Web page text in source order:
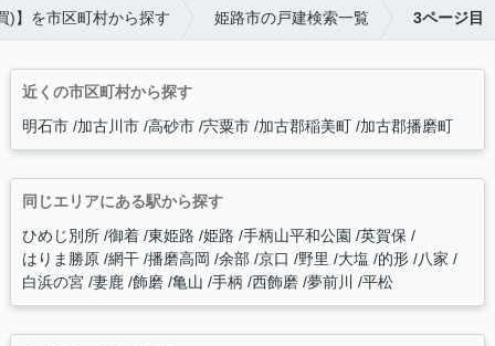
)】を市区町村から探す 姫路市の戸建検索一覧 3ページ目
近くの市区町村から探す
明石市 加古川市 高砂市 宍粟市 加古郡稲美町 加古郡播磨町
同じエリアにある駅から探す
ひめじ別所 御着 東姫路 姫路 手柄山平和公園
英賀保
はりま勝原 網干 播磨高岡 余部 京口 野里 大塩 的形 八家
白浜の宮 妻鹿 飾磨 亀山 手柄 西飾磨 夢前川 平松